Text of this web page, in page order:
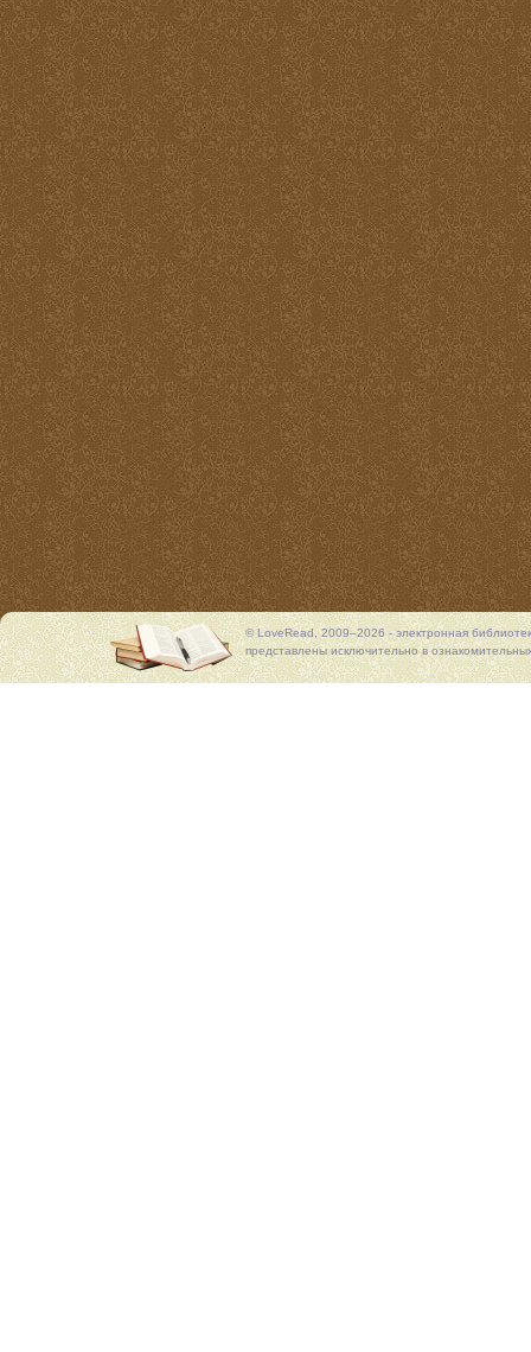
© LoveRead, 2009–2026 - электронная
представлены исключительно в